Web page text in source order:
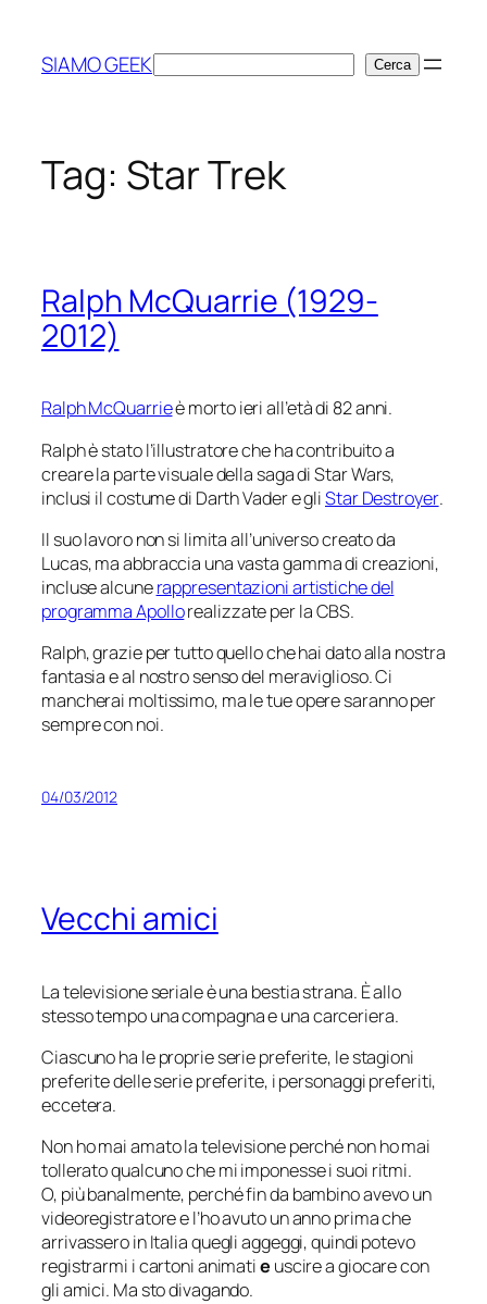
contenuto
SIAMO GEEKCerca Cerca
Tag: Star Trek
Ralph McQuarrie (1929-
2012)
Ralph McQuarrieè morto ieri all’età di 82 anni.
Ralph è stato l’illustratore che ha contribuito a
creare la parte visuale della saga diStar Wars,
inclusi il costume di Darth Vader e gliStar Destroyer.
Il suo lavoro non si limita all’universo creato da
Lucas, ma abbraccia una vasta gamma di creazioni,
incluse alcunerappresentazioni artistiche del
programma Apollorealizzate per la CBS.
Ralph, grazie per tutto quello che hai dato alla nostra
fantasia e al nostro senso del meraviglioso. Ci
mancherai moltissimo, ma le tue opere saranno per
sempre con noi.
04/03/2012
Vecchi amici
La televisione seriale è una bestia strana. È allo
stesso tempo una compagna e una carceriera.
Ciascuno ha le proprie serie preferite, le stagioni
preferite delle serie preferite, i personaggi preferiti,
eccetera.
Non ho mai amato la televisione perché non ho mai
tollerato qualcuno che mi imponesse i suoi ritmi.
O, più banalmente, perché fin da bambino avevo un
videoregistratore e l’ho avuto un anno prima che
arrivassero in Italia quegli aggeggi, quindi potevo
registrarmi i cartoni animatie uscire a giocare con
gli amici. Ma sto divagando.